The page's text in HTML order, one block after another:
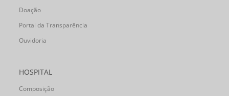
Doação
Portal da Transparência
Ouvidoria
HOSPITAL
Composição